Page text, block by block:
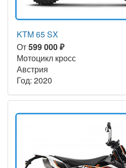
KTM 65 SX
От599 000 ₽
Мотоцикл кросс
Австрия
Год: 2020